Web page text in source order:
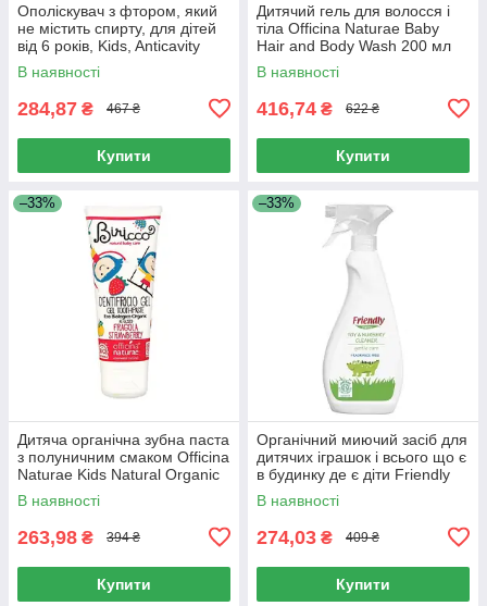
Ополіскувач з фтором, який
не містить спирту, для дітей
від 6 років, Kids, Anticavity
Fluoride Rinse, Alcohol Free,
For Kids 6 &
В наявності
284,87 ₴ 467 ₴
Купити
Дитячий гель для волосся і
тіла Officina Naturae Baby
Hair and Body Wash 200 мл
В наявності
416,74 ₴ 622 ₴
Купити
–33%
Дитяча органічна зубна паста
з полуничним смаком Officina
Naturae Kids Natural Organic
GEL Toothpaste Strawberry
Flavour 75 мл
В наявності
263,98 ₴ 394 ₴
Купити
–33%
Органічний миючий засіб для
дитячих іграшок і всього що є
в будинку де є діти Friendly
Organic Toy & Nursery
Cleaner 500 мл
В наявності
274,03 ₴ 409 ₴
Купити